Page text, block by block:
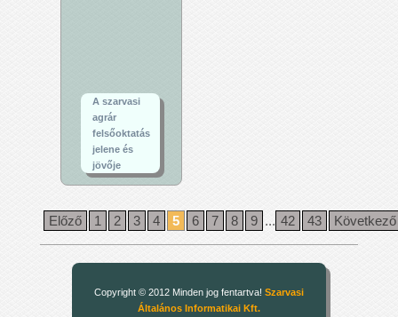
A szarvasi
agrár
felsőoktatás
jelene és
jövője
Előző 1 2 3 4 5 6 7 8 9 ... 42 43 Következő
Copyright © 2012 Minden jog fentartva! Szarvasi
Általános Informatikai Kft.